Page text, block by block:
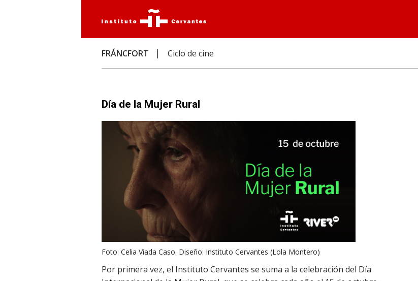
FRÁNCFORT Ciclo de cine
Día de la Mujer Rural
Foto: Celia Viada Caso. Diseño: Instituto Cervantes (Lola Montero)
Por primera vez, el Instituto Cervantes se suma a la celebración del Día